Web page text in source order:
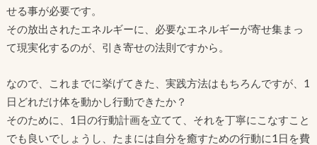
せる事が必要です。
その放出されたエネルギーに、必要なエネルギーが寄せ集まっ
て現実化するのが、引き寄せの法則ですから。
なので、これまでに挙げてきた、実践方法はもちろんですが、1
日どれだけ体を動かし行動できたか？
そのために、1日の行動計画を立てて、それを丁寧にこなすこと
でも良いでしょうし、たまには自分を癒すための行動に1日を費